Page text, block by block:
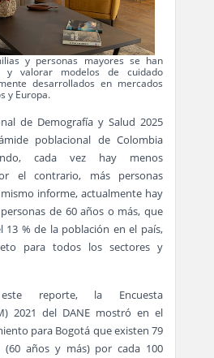
y personas mayores se han
y valorar modelos de cuidado
desarrollados en mercados
y Europa.
de Demografía y Salud 2025
poblacional de Colombia
cada vez hay menos
el contrario, más personas
informe, actualmente hay
personas de 60 años o más, que
13 % de la población en el país,
para todos los sectores y
reporte, la Encuesta
2021 del DANE mostró en el
para Bogotá que existen 79
(60 años y más) por cada 100